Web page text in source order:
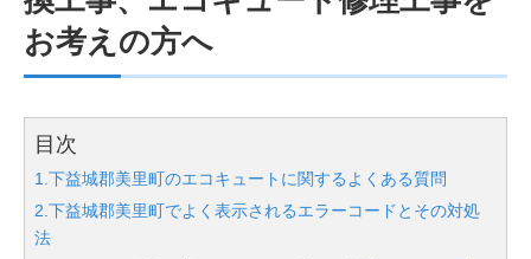
お考えの方へ
目次
1.下益城郡美里町のエコキュートに関するよくある質問
2.下益城郡美里町でよく表示されるエラーコードとその対処
法